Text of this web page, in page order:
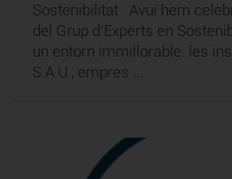
Sostenibilitat Avui hem
del Grup d’Experts en
un entorn immillorable: les
S.A.U., empres ...